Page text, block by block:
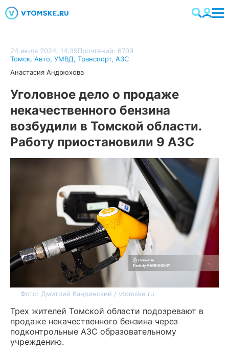
24 июля 2024, 14:39Прочтений: 6709
Томск, Авто, УМВД, Транспорт, АЗС
Анастасия Андрюхова
Уголовное дело о продаже
некачественного бензина
возбудили в Томской области.
Работу приостановили 9 АЗС
Фото: Дмитрий Кандинский / vtomske.ru
Трех жителей Томской области подозревают в
продаже некачественного бензина через
подконтрольные АЗС образовательному
учреждению.